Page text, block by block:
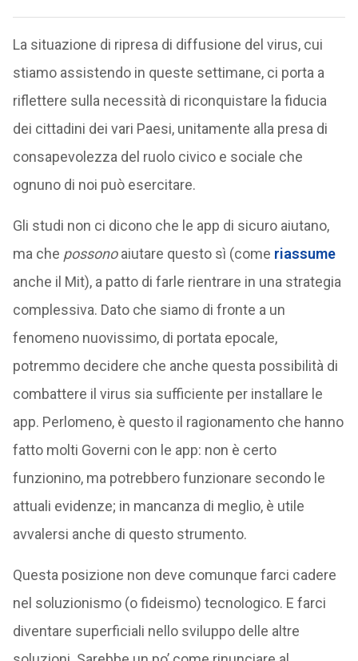
La situazione di ripresa di diffusione del virus, cui
stiamo assistendo in queste settimane, ci porta a
riflettere sulla necessità di riconquistare la fiducia
dei cittadini dei vari Paesi, unitamente alla presa di
consapevolezza del ruolo civico e sociale che
ognuno di noi può esercitare.
Gli studi non ci dicono che le app di sicuro aiutano,
ma che possonoaiutare questo sì (come riassume
anche il Mit), a patto di farle rientrare in una strategia
complessiva. Dato che siamo di fronte a un
fenomeno nuovissimo, di portata epocale,
potremmo decidere che anche questa possibilità di
combattere il virus sia sufficiente per installare le
app. Perlomeno, è questo il ragionamento che hanno
fatto molti Governi con le app: non è certo
funzionino, ma potrebbero funzionare secondo le
attuali evidenze; in mancanza di meglio, è utile
avvalersi anche di questo strumento.
Questa posizione non deve comunque farci cadere
nel soluzionismo (o fideismo) tecnologico. E farci
diventare superficiali nello sviluppo delle altre